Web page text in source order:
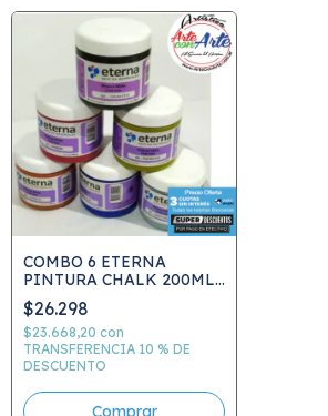
COMBO 6 ETERNA
PINTURA CHALK 200ML
- PRECIO COMBO
$26.298
$23.668,20 con
TRANSFERENCIA 10 % DE
DESCUENTO